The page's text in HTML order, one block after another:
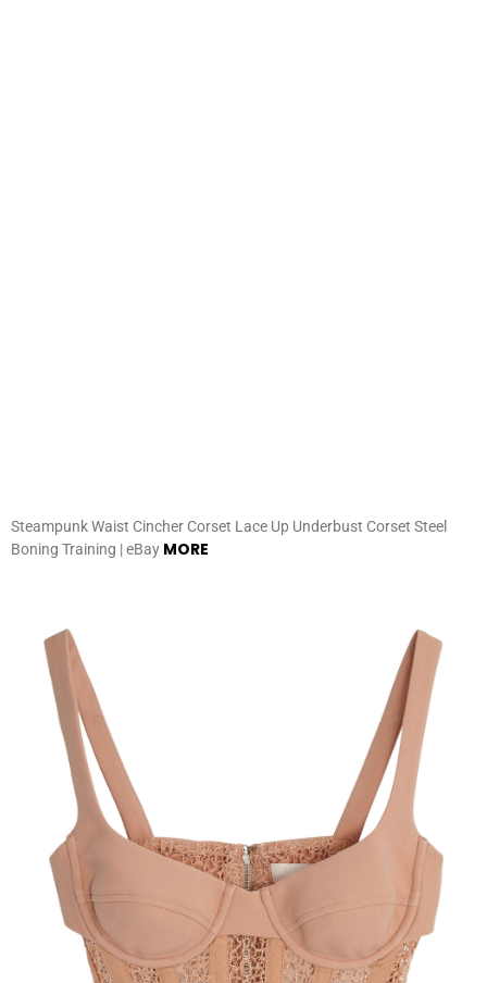
Steampunk Waist Cincher Corset Lace Up Underbust Corset Steel
Boning Training | eBay MORE